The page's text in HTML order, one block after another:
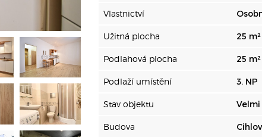
Vlastnictví
Užitná plocha 25 m²
Podlahová plocha 25 m²
Podlaží umístění 3. NP
Stav objektu
Budova